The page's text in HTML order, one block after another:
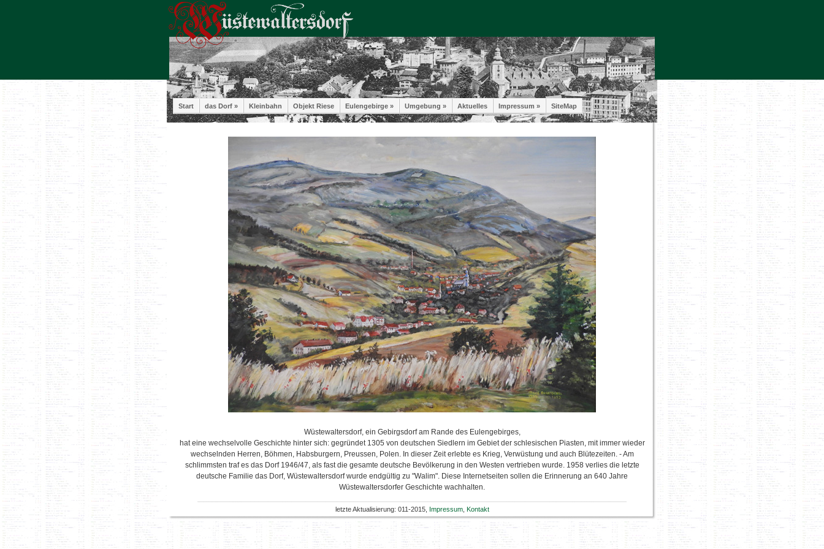
Start das Dorf » Kleinbahn Objekt Riese Eulengebirge » Umgebung » Aktuelles Impressum » SiteMap
Wüstewaltersdorf, ein Gebirgsdorf am Rande des Eulengebirges,
hat eine wechselvolle Geschichte hinter sich: gegründet 1305 von deutschen Siedlern im Gebiet der schlesischen Piasten, mit immer wieder
wechselnden Herren, Böhmen, Habsburgern, Preussen, Polen. In dieser Zeit erlebte es Krieg, Verwüstung und auch Blütezeiten. - Am
schlimmsten traf es das Dorf 1946/47, als fast die gesamte deutsche Bevölkerung in den Westen vertrieben wurde. 1958 verlies die letzte
deutsche Familie das Dorf, Wüstewaltersdorf wurde endgültig zu "Walim". Diese Internetseiten sollen die Erinnerung an 640 Jahre
Wüstewaltersdorfer Geschichte wachhalten.
letzte Aktualisierung: 011-2015, Impressum, Kontakt